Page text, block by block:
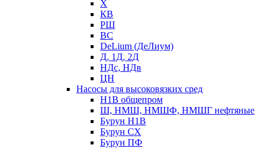
Х
КВ
РШ
ВС
DeLium (ДеЛиум)
Д, 1Д, 2Д
НДс, НДв
ЦН
Насосы для высоковязких сред
Н1В общепром
Ш, НМШ, НМШФ, НМШГ нефтяные
Бурун Н1В
Бурун СХ
Бурун ПФ